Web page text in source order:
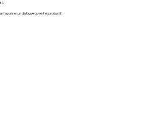
:
favoriser un dialogue ouvert et productif.